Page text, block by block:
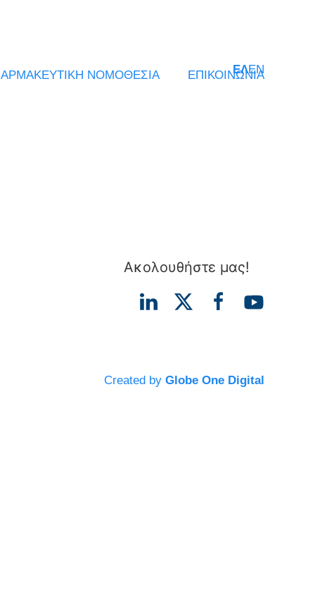
ΕΛEN
ΝΟΜΟΘΕΣΙΑ ΕΠΙΚΟΙΝΩΝΙΑ
Ακολουθήστε μας!
Created by Globe One Digital